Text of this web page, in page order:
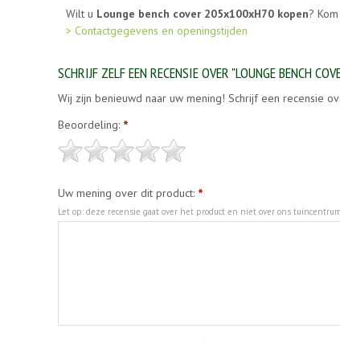
Wilt u Lounge bench cover 205x100xH70 kopen?
> Contactgegevens en openingstijden
SCHRIJF ZELF EEN RECENSIE OVER "LOUNGE BENCH
Wij zijn benieuwd naar uw mening! Schrijf een recensie
Beoordeling: *
Uw mening over dit product: *
Let op: deze recensie gaat over het product en niet over ons